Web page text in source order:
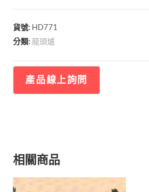
貨號: HD771
分類:龍頭爐
相關商品